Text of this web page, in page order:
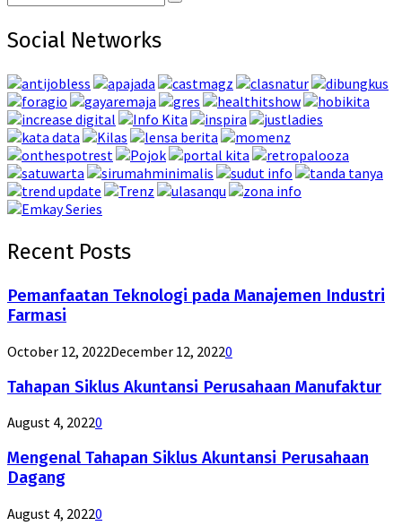
for:
Search
Social Networks
Recent Posts
Pemanfaatan Teknologi pada Manajemen Industri
Farmasi
October 12, 2022December 12, 20220
Tahapan Siklus Akuntansi Perusahaan Manufaktur
August 4, 20220
Mengenal Tahapan Siklus Akuntansi Perusahaan
Dagang
August 4, 20220